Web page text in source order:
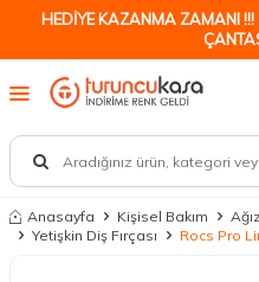
HEDİYE KAZANMA ZAMANI !!!
Anasayfa Kişisel Bakım
Yetişkin Diş Fırçası
Rocs Pro